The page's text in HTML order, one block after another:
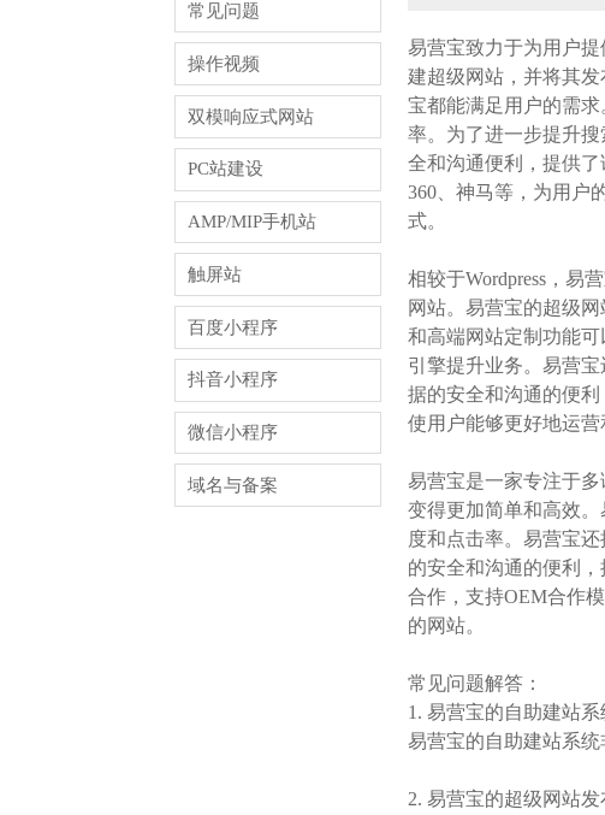
常见问题
操作视频
双模响应式网站
PC站建设
AMP/MIP手机站
触屏站
百度小程序
抖音小程序
微信小程序
域名与备案
易营宝致力于为用户
建超级网站，并将其
宝都能满足用户的需
率。为了进一步提升
全和沟通便利，提供了
360、神马等，为用户
式。
相较于Wordpress，易
网站。易营宝的超级
和高端网站定制功能
引擎提升业务。易营
据的安全和沟通的便
使用户能够更好地运营
易营宝是一家专注于
变得更加简单和高效
度和点击率。易营宝
的安全和沟通的便利
合作，支持OEM合作
的网站。
常见问题解答：
1. 易营宝的自助建站
易营宝的自助建站系
2. 易营宝的超级网站